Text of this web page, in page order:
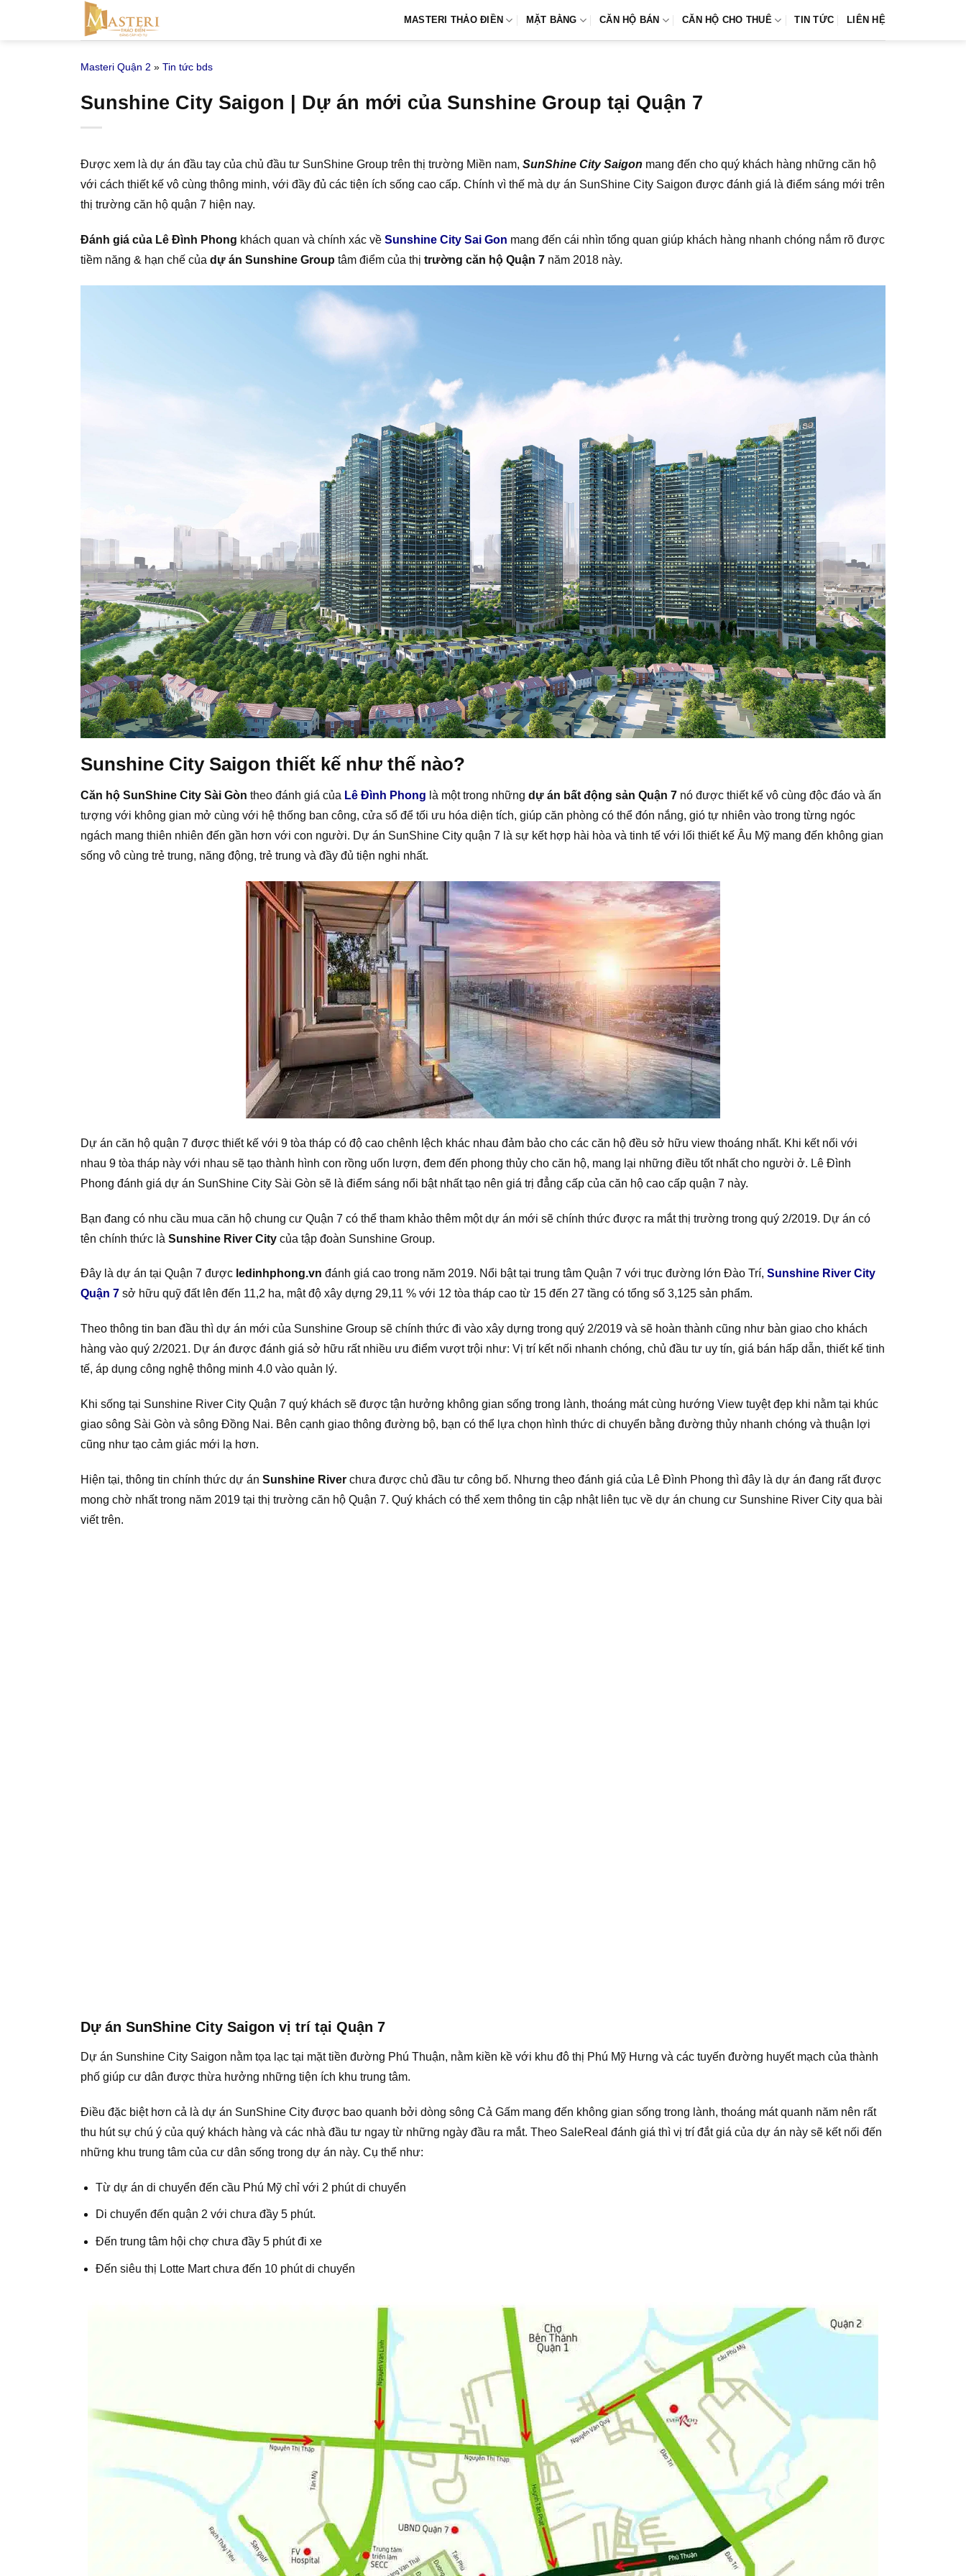
MASTERI THẢO ĐIỀN MẶT BẰNG CĂN HỘ BÁN CĂN HỘ CHO THUÊ TIN TỨC LIÊN HỆ
Masteri Quận 2 » Tin tức bds
Sunshine City Saigon | Dự án mới của Sunshine Group tại Quận 7
Được xem là dự án đầu tay của chủ đầu tư SunShine Group trên thị trường Miền nam, SunShine City Saigon mang đến cho quý khách hàng những căn hộ
với cách thiết kế vô cùng thông minh, với đầy đủ các tiện ích sống cao cấp. Chính vì thế mà dự án SunShine City Saigon được đánh giá là điểm sáng mới trên
thị trường căn hộ quận 7 hiện nay.
Đánh giá của Lê Đình Phong khách quan và chính xác về Sunshine City Sai Gon mang đến cái nhìn tổng quan giúp khách hàng nhanh chóng nắm rõ được
tiềm năng & hạn chế của dự án Sunshine Group tâm điểm của thị trường căn hộ Quận 7 năm 2018 này.
Sunshine City Saigon thiết kế như thế nào?
Căn hộ SunShine City Sài Gòn theo đánh giá của Lê Đình Phong là một trong những dự án bất động sản Quận 7 nó được thiết kế vô cùng độc đáo và ấn
tượng với không gian mở cùng với hệ thống ban công, cửa sổ để tối ưu hóa diện tích, giúp căn phòng có thể đón nắng, gió tự nhiên vào trong từng ngóc
ngách mang thiên nhiên đến gần hơn với con người. Dự án SunShine City quận 7 là sự kết hợp hài hòa và tinh tế với lối thiết kế Âu Mỹ mang đến không gian
sống vô cùng trẻ trung, năng động, trẻ trung và đầy đủ tiện nghi nhất.
Dự án căn hộ quận 7 được thiết kế với 9 tòa tháp có độ cao chênh lệch khác nhau đảm bảo cho các căn hộ đều sở hữu view thoáng nhất. Khi kết nối với
nhau 9 tòa tháp này với nhau sẽ tạo thành hình con rồng uốn lượn, đem đến phong thủy cho căn hộ, mang lại những điều tốt nhất cho người ở. Lê Đình
Phong đánh giá dự án SunShine City Sài Gòn sẽ là điểm sáng nổi bật nhất tạo nên giá trị đẳng cấp của căn hộ cao cấp quận 7 này.
Bạn đang có nhu cầu mua căn hộ chung cư Quận 7 có thể tham khảo thêm một dự án mới sẽ chính thức được ra mắt thị trường trong quý 2/2019. Dự án có
tên chính thức là Sunshine River City của tập đoàn Sunshine Group.
Đây là dự án tại Quận 7 được ledinhphong.vn đánh giá cao trong năm 2019. Nổi bật tại trung tâm Quận 7 với trục đường lớn Đào Trí, Sunshine River City
Quận 7 sở hữu quỹ đất lên đến 11,2 ha, mật độ xây dựng 29,11 % với 12 tòa tháp cao từ 15 đến 27 tầng có tổng số 3,125 sản phẩm.
Theo thông tin ban đầu thì dự án mới của Sunshine Group sẽ chính thức đi vào xây dựng trong quý 2/2019 và sẽ hoàn thành cũng như bàn giao cho khách
hàng vào quý 2/2021. Dự án được đánh giá sở hữu rất nhiều ưu điểm vượt trội như: Vị trí kết nối nhanh chóng, chủ đầu tư uy tín, giá bán hấp dẫn, thiết kế tinh
tế, áp dụng công nghệ thông minh 4.0 vào quản lý.
Khi sống tại Sunshine River City Quận 7 quý khách sẽ được tận hưởng không gian sống trong lành, thoáng mát cùng hướng View tuyệt đẹp khi nằm tại khúc
giao sông Sài Gòn và sông Đồng Nai. Bên cạnh giao thông đường bộ, bạn có thể lựa chọn hình thức di chuyển bằng đường thủy nhanh chóng và thuận lợi
cũng như tạo cảm giác mới lạ hơn.
Hiện tại, thông tin chính thức dự án Sunshine River chưa được chủ đầu tư công bố. Nhưng theo đánh giá của Lê Đình Phong thì đây là dự án đang rất được
mong chờ nhất trong năm 2019 tại thị trường căn hộ Quận 7. Quý khách có thể xem thông tin cập nhật liên tục về dự án chung cư Sunshine River City qua bài
viết trên.
Dự án SunShine City Saigon vị trí tại Quận 7
Dự án Sunshine City Saigon nằm tọa lạc tại mặt tiền đường Phú Thuận, nằm kiền kề với khu đô thị Phú Mỹ Hưng và các tuyến đường huyết mạch của thành
phố giúp cư dân được thừa hưởng những tiện ích khu trung tâm.
Điều đặc biệt hơn cả là dự án SunShine City được bao quanh bởi dòng sông Cả Gấm mang đến không gian sống trong lành, thoáng mát quanh năm nên rất
thu hút sự chú ý của quý khách hàng và các nhà đầu tư ngay từ những ngày đầu ra mắt. Theo SaleReal đánh giá thì vị trí đắt giá của dự án này sẽ kết nối đến
những khu trung tâm của cư dân sống trong dự án này. Cụ thể như:
Từ dự án di chuyển đến cầu Phú Mỹ chỉ với 2 phút di chuyển
Di chuyển đến quận 2 với chưa đầy 5 phút.
Đến trung tâm hội chợ chưa đầy 5 phút đi xe
Đến siêu thị Lotte Mart chưa đến 10 phút di chuyển